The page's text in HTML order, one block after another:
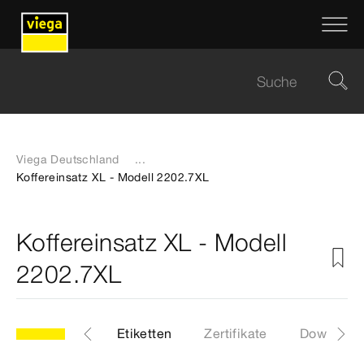
Viega Deutschland
...
Koffereinsatz XL - Modell 2202.7XL
Koffereinsatz XL - Modell
2202.7XL
Artikel Etiketten Zertifikate